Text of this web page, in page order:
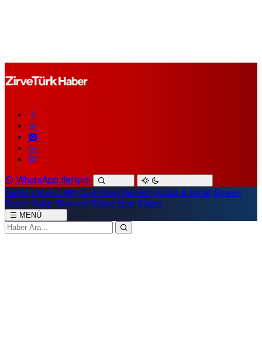
WhatsApp İletişim
Radyo ZİRVETÜRK Canlı Yayın Gündem Kültür & Sanat Siyaset
Resmi İlanlar Ekonomi Dünya Spor Eğitim
MENÜ